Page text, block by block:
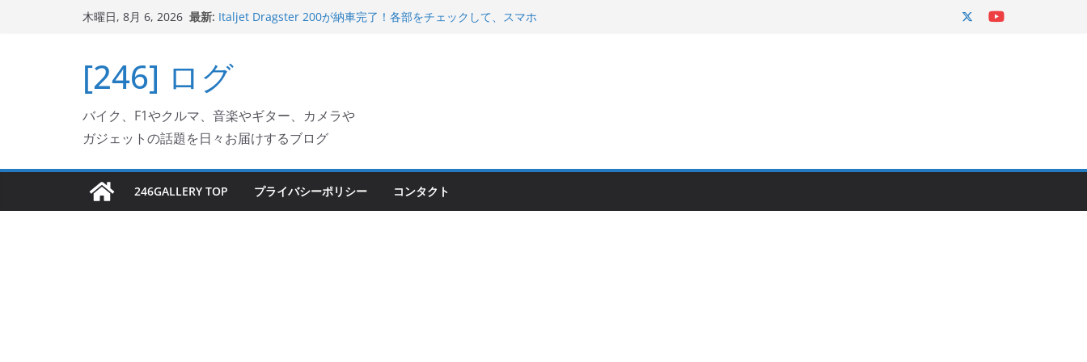
キ
プ
木曜日, 8月 6, 2026 最新: Italjet Dragster 200が納車完了！各部をチェックして、スマホ
Ken Block 逝去
岩手県奥州市へのふるさと納税で KGR HARMONY 南部鉄器エ
Italjet Dragster 200のフロントISSサスの動きが判ったらコーナ
リングが楽しくなった
[246] ログ
バイク、F1やクルマ、音楽やギター、カメラや
ガジェットの話題を日々お届けするブログ
246GALLERY TOP プライバシーポリシー コンタクト